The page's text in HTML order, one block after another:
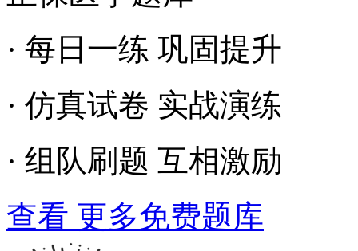
· 每日一练 巩固提升
· 仿真试卷 实战演练
· 组队刷题 互相激励
查看 更多免费题库